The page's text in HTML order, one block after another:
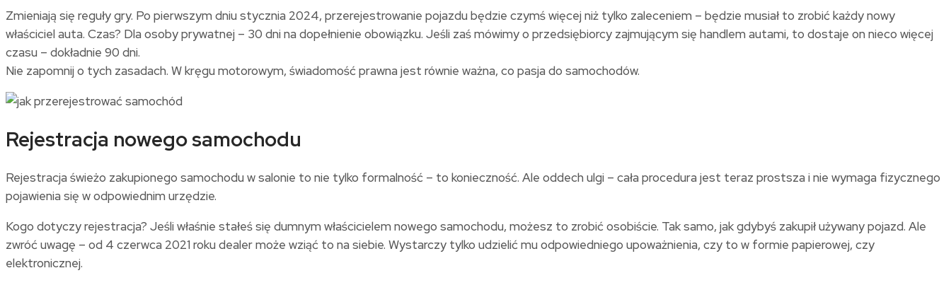
Zmieniają się reguły gry. Po pierwszym dniu stycznia 2024, przerejestrowanie pojazdu będzie czymś więcej niż tylko zaleceniem – będzie musiał to zrobić każdy nowy
właściciel auta. Czas? Dla osoby prywatnej – 30 dni na dopełnienie obowiązku. Jeśli zaś mówimy o przedsiębiorcy zajmującym się handlem autami, to dostaje on nieco więcej
czasu – dokładnie 90 dni.
Nie zapomnij o tych zasadach. W kręgu motorowym, świadomość prawna jest równie ważna, co pasja do samochodów.
Rejestracja nowego samochodu
Rejestracja świeżo zakupionego samochodu w salonie to nie tylko formalność – to konieczność. Ale oddech ulgi – cała procedura jest teraz prostsza i nie wymaga fizycznego
pojawienia się w odpowiednim urzędzie.
Kogo dotyczy rejestracja? Jeśli właśnie stałeś się dumnym właścicielem nowego samochodu, możesz to zrobić osobiście. Tak samo, jak gdybyś zakupił używany pojazd. Ale
zwróć uwagę – od 4 czerwca 2021 roku dealer może wziąć to na siebie. Wystarczy tylko udzielić mu odpowiedniego upoważnienia, czy to w formie papierowej, czy
elektronicznej.